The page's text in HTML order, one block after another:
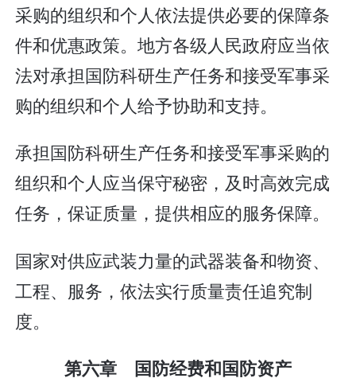
采购的组织和个人依法提供必要的保障条
件和优惠政策。地方各级人民政府应当依
法对承担国防科研生产任务和接受军事采
购的组织和个人给予协助和支持。
承担国防科研生产任务和接受军事采购的
组织和个人应当保守秘密，及时高效完成
任务，保证质量，提供相应的服务保障。
国家对供应武装力量的武器装备和物资、
工程、服务，依法实行质量责任追究制
度。
第六章 国防经费和国防资产